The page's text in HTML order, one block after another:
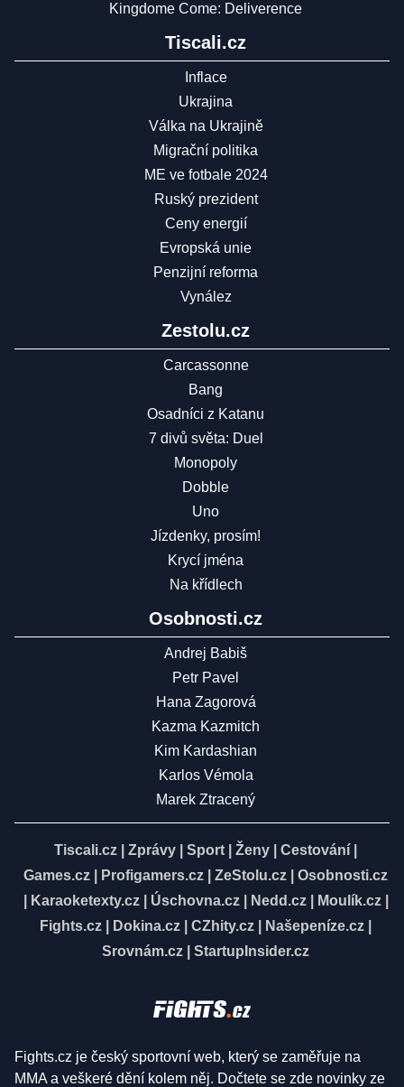
Kingdome Come: Deliverence
Tiscali.cz
Inflace
Ukrajina
Válka na Ukrajině
Migrační politika
ME ve fotbale 2024
Ruský prezident
Ceny energií
Evropská unie
Penzijní reforma
Vynález
Zestolu.cz
Carcassonne
Bang
Osadníci z Katanu
7 divů světa: Duel
Monopoly
Dobble
Uno
Jízdenky, prosím!
Krycí jména
Na křídlech
Osobnosti.cz
Andrej Babiš
Petr Pavel
Hana Zagorová
Kazma Kazmitch
Kim Kardashian
Karlos Vémola
Marek Ztracený
Tiscali.cz Zprávy Sport Ženy Cestování
Games.cz
Profigamers.cz ZeStolu.cz
Osobnosti.cz
Karaoketexty.cz| Úschovna.cz| Nedd.cz| Moulík.cz|
Fights.cz
Dokina.cz CZhity.cz Našepeníze.cz
Srovnám.cz
StartupInsider.cz
Fights.cz je český sportovní web, který se zaměřuje na
MMA a veškeré dění kolem něj. Dočtete se zde novinky ze